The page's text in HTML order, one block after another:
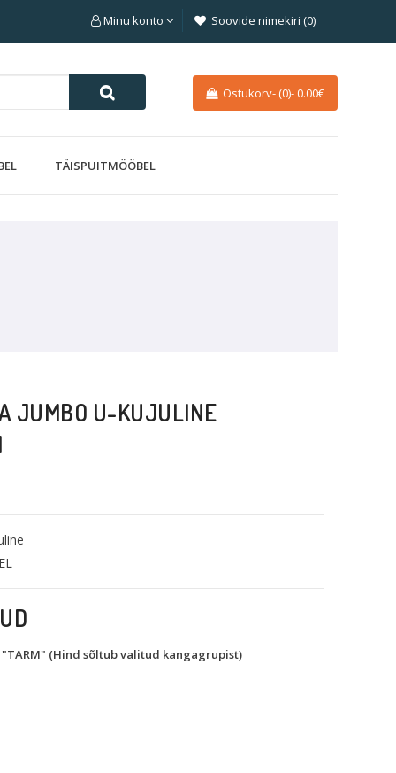
Minu konto Soovide nimekiri (0)
Ostukorv- (0)-0.00€
TÄISPUITMÖÖBEL
JUMBO U-KUJULINE
"TARM" (Hind sõltub valitud kangagrupist)